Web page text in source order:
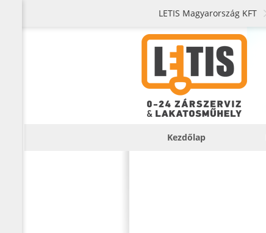
LETIS Magyarország KFT
Kezdőlap